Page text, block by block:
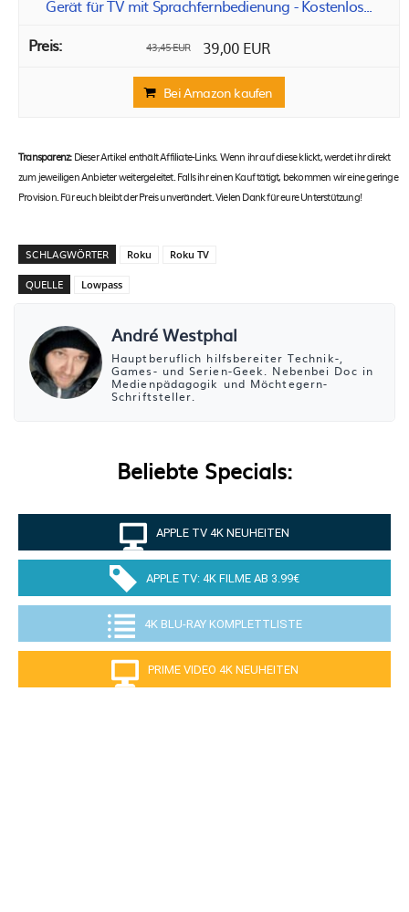
Gerät für TV mit Sprachfernbedienung - Kostenlos...
43,45 EUR 39,00 EUR
Bei Amazon kaufen
Transparenz:Dieser Artikel enthält Affiliate-Links. Wenn ihr auf diese klickt, werdet ihr direkt
zum jeweiligen Anbieter weitergeleitet. Falls ihr einen Kauf tätigt, bekommen wir eine geringe
Provision. Für euch bleibt der Preis unverändert. Vielen Dank für eure Unterstützung!
SCHLAGWÖRTER Roku Roku TV
QUELLE Lowpass
André Westphal
Hauptberuflich hilfsbereiter Technik-,
Games- und Serien-Geek. Nebenbei Doc in
Medienpädagogik und Möchtegern-
Schriftsteller.
Beliebte Specials:
APPLE TV 4K NEUHEITEN
APPLE TV: 4K FILME AB 3.99€
4K BLU-RAY KOMPLETTLISTE
PRIME VIDEO 4K NEUHEITEN